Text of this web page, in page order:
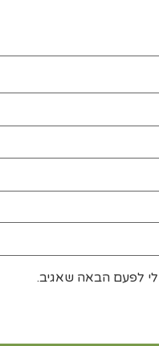
לפעם הבאה שאגיב.